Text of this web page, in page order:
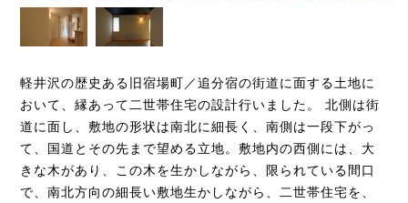
軽井沢の歴史ある旧宿場町／追分宿の街道に面する土地に
おいて、縁あって二世帯住宅の設計行いました。 北側は街
道に面し、敷地の形状は南北に細長く、南側は一段下がっ
て、国道とその先まで望める立地。敷地内の西側には、大
きな木があり、この木を生かしながら、限られている間口
で、南北方向の細長い敷地生かしながら、二世帯住宅を、